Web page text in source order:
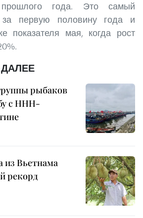
года. Это самый
первую половину года и
показателя мая, когда рост
рыбаков
с ННН-
из Вьетнама
рекорд